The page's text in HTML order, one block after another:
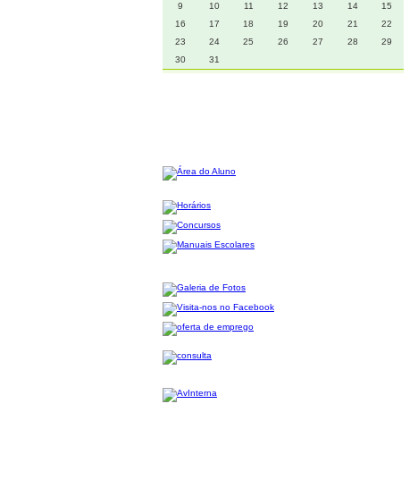
9
10 11 12 13 14
15
16
17 18 19 20 21
22
23
24 25 26 27 28
29
30
31